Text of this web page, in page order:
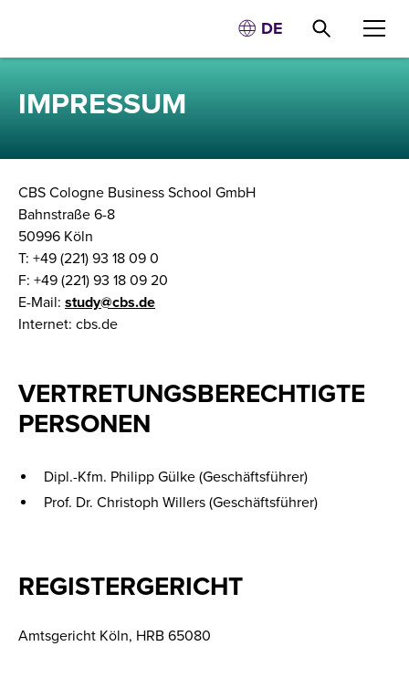
DE
IMPRESSUM
CBS Cologne Business School GmbH
Bahnstraße 6-8
50996 Köln
T: +49 (221) 93 18 09 0
F: +49 (221) 93 18 09 20
E-Mail: study@cbs.de
Internet: cbs.de
VERTRETUNGSBERECHTIGTE
PERSONEN
Dipl.-Kfm. Philipp Gülke (Geschäftsführer)
Prof. Dr. Christoph Willers (Geschäftsführer)
REGISTERGERICHT
Amtsgericht Köln, HRB 65080